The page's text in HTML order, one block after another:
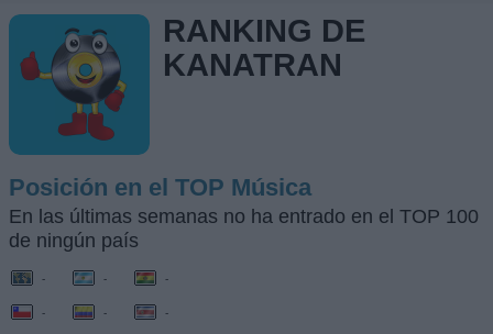
RANKING DE
KANATRAN
Posición en el TOP Música
En las últimas semanas no ha entrado en el TOP 100
de ningún país
- - -
- - -